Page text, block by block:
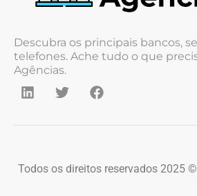
Descubra os principais bancos,
telefones. Ache tudo o que
Agências.
Todos os direitos reservados 2025